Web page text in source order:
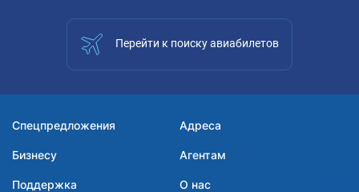
Перейти к поиску авиабилетов
Спецпредложения Адреса
Бизнесу Агентам
Поддержка О нас